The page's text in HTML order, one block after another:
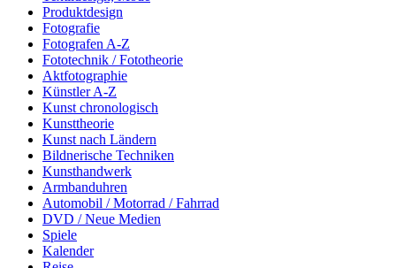
Produktdesign
Fotografie
Fotografen A-Z
Fototechnik / Fototheorie
Aktfotographie
Künstler A-Z
Kunst chronologisch
Kunsttheorie
Kunst nach Ländern
Bildnerische Techniken
Kunsthandwerk
Armbanduhren
Automobil / Motorrad / Fahrrad
DVD / Neue Medien
Spiele
Kalender